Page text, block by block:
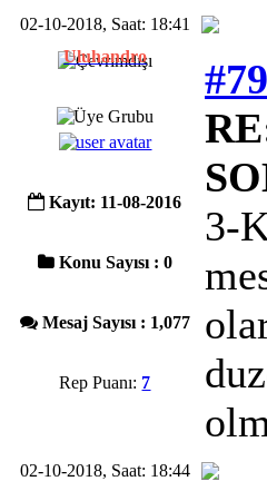
02-10-2018, Saat: 18:41
Uluhandro
Kayıt: 11-08-2016
Konu Sayısı : 0
Mesaj Sayısı : 1,077
Rep Puanı: 7
#79
3-
02-10-2018, Saat: 18:44